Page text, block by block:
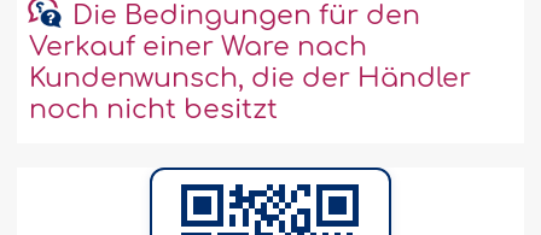
Die Bedingungen für den
Verkauf einer Ware nach
Kundenwunsch, die der Händler
noch nicht besitzt